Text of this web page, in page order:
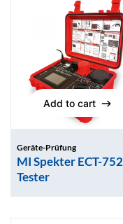
Add to cart
Add to cart
Geräte-Prüfung
MI Spekter ECT-752
Tester